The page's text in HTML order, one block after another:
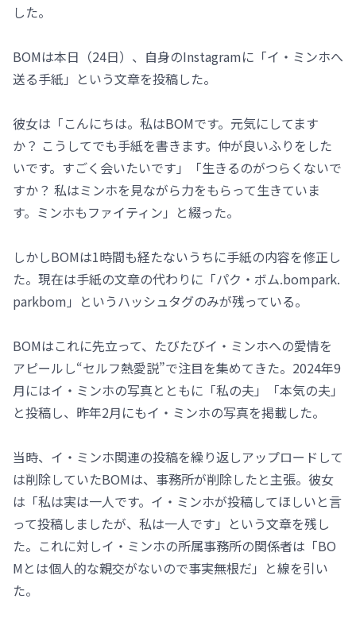
した。
BOMは本日（24日）、自身のInstagramに「イ・ミンホへ
送る手紙」という文章を投稿した。
彼女は「こんにちは。私はBOMです。元気にしてます
か？ こうしてでも手紙を書きます。仲が良いふりをした
いです。すごく会いたいです」「生きるのがつらくないで
すか？ 私はミンホを見ながら力をもらって生きていま
す。ミンホもファイティン」と綴った。
しかしBOMは1時間も経たないうちに手紙の内容を修正し
た。現在は手紙の文章の代わりに「パク・ボム.bompark.
parkbom」というハッシュタグのみが残っている。
BOMはこれに先立って、たびたびイ・ミンホへの愛情を
アピールし“セルフ熱愛説”で注目を集めてきた。2024年9
月にはイ・ミンホの写真とともに「私の夫」「本気の夫」
と投稿し、昨年2月にもイ・ミンホの写真を掲載した。
当時、イ・ミンホ関連の投稿を繰り返しアップロードして
は削除していたBOMは、事務所が削除したと主張。彼女
は「私は実は一人です。イ・ミンホが投稿してほしいと言
って投稿しましたが、私は一人です」という文章を残し
た。これに対しイ・ミンホの所属事務所の関係者は「BO
Mとは個人的な親交がないので事実無根だ」と線を引い
た。